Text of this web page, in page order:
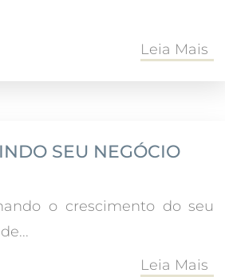
Leia Mais
SEU NEGÓCIO
o crescimento do seu
Leia Mais